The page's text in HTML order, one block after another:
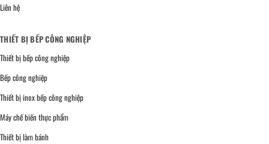
Liên hệ
THIẾT BỊ BẾP CÔNG NGHIỆP
Thiết bị bếp công nghiệp
Bếp công nghiệp
Thiết bị inox bếp công nghiệp
Máy chế biến thực phẩm
Thiết bị làm bánh